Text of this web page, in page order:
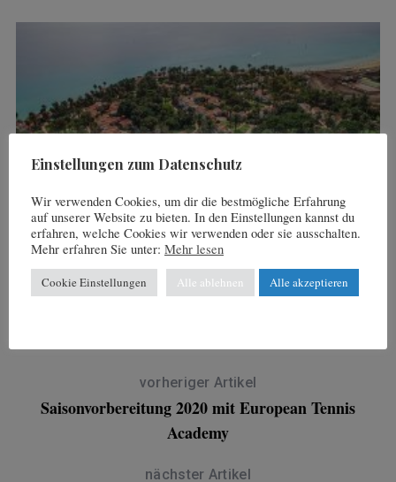
4. Oktober 2021
Zwei Aldiana-Tennis-Events auf Fuerteventura
vorheriger Artikel
Saisonvorbereitung 2020 mit European Tennis
Academy
nächster Artikel
Einstellungen zum Datenschutz
Wir verwenden Cookies, um dir die bestmögliche Erfahrung
auf unserer Website zu bieten. In den Einstellungen kannst du
erfahren, welche Cookies wir verwenden oder sie ausschalten.
Mehr erfahren Sie unter: Mehr lesen
Cookie Einstellungen Alle ablehnen Alle akzeptieren